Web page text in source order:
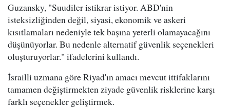
Guzansky, "Suudiler istikrar istiyor. ABD'nin
isteksizliğinden değil, siyasi, ekonomik ve askeri
kısıtlamaları nedeniyle tek başına yeterli olamayacağını
düşünüyorlar. Bu nedenle alternatif güvenlik seçenekleri
oluşturuyorlar." ifadelerini kullandı.
İsrailli uzmana göre Riyad'ın amacı mevcut ittifaklarını
tamamen değiştirmekten ziyade güvenlik risklerine karşı
farklı seçenekler geliştirmek.